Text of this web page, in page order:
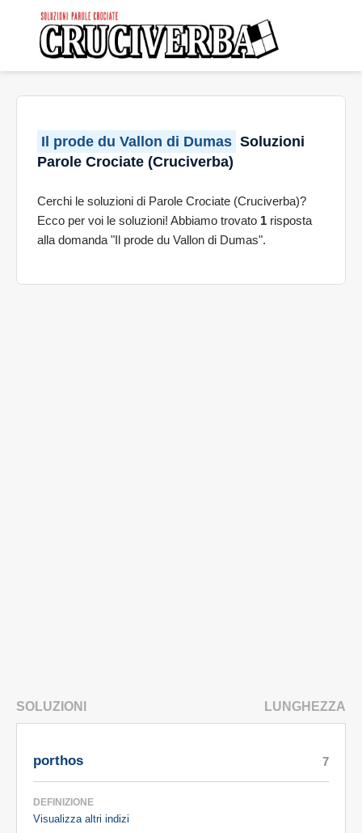
Il prode du Vallon di Dumas Soluzioni
Parole Crociate (Cruciverba)
Cerchi le soluzioni di Parole Crociate (Cruciverba)?
Ecco per voi le soluzioni! Abbiamo trovato 1 risposta
alla domanda "Il prode du Vallon di Dumas".
SOLUZIONI LUNGHEZZA
porthos
DEFINIZIONE
Visualizza altri indizi
7